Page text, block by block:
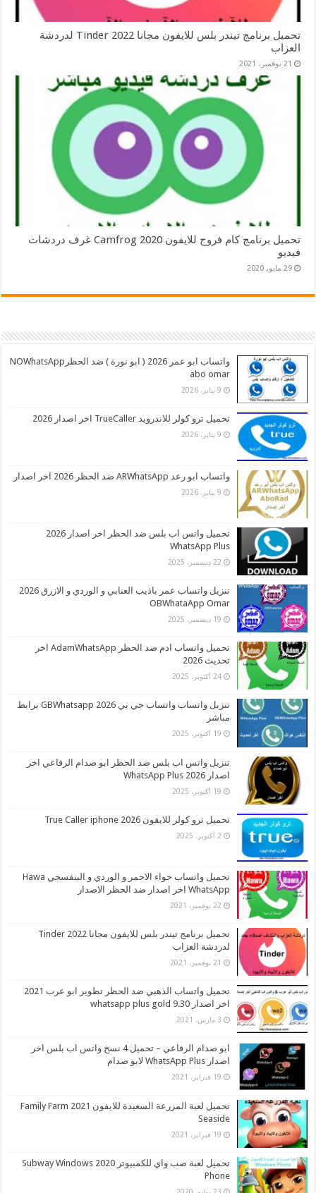
تحميل برنامج تيندر بلس للايفون مجانا 2022 Tinder لدردشة
العزاب
21 نوفمبر، 2021
تحميل برنامج كام فروج للايفون 2020 Camfrog غرف دردشات
فيديو
29 مايو، 2020
واتساب ابو عمر 2026 ( ابو نورة ) ضد الحظرNOWhatsApp
abo omar
9 يناير، 2026
تحميل ترو كولر للاندرويد TrueCaller اخر اصدار 2026
9 يناير، 2026
واتساب ابو رعد ARWhatsApp ضد الحظر 2026 اخر اصدار
9 يناير، 2026
تحميل واتس اب بلس ضد الحظر اخر اصدار 2026
WhatsApp Plus
22 ديسمبر، 2025
تنزيل واتساب عمر باذيب العنابي و الوردي و الازرق 2026
OBWhataApp Omar
19 ديسمبر، 2025
تحميل واتساب ادم ضد الحظر AdamWhatsApp اخر
تحديث 2026
24 أكتوبر، 2025
تنزيل واتساب واتساب جي بي 2026 GBWhatsapp برابط
مباشر
19 أكتوبر، 2025
تنزيل واتس اب بلس ضد الحظر ابو صدام الرفاعي اخر
اصدار 2026 WhatsApp Plus
19 أكتوبر، 2025
تحميل ترو كولر للايفون 2026 True Caller iphone
2 أكتوبر، 2025
تحميل واتساب حواء الاحمر و الوردي و البنفسجي Hawa
WhatsApp اخر اصدار ضد الحظر الاصدار
22 نوفمبر، 2021
تحميل برنامج تيندر بلس للايفون مجانا 2022 Tinder
لدردشة العزاب
21 نوفمبر، 2021
تحميل واتساب الذهبي ضد الحظر تطوير ابو عرب 2021
اخر اصدار whatsapp plus gold 9.30
3 مارس، 2021
ابو صدام الرفاعي – تحميل 4 نسخ واتس اب بلس اخر
اصدار WhatsApp Plus لابو صدام
19 فبراير، 2021
تحميل لعبة المزرعة السعيدة للايفون 2021 Family Farm
Seaside
19 فبراير، 2021
تحميل لعبة صب واي للكمبيوتر 2020 Subway Windows
Phone